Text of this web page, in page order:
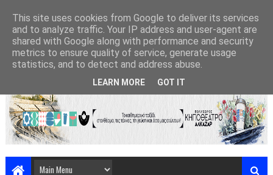
This site uses cookies from Google to deliver its services
and to analyze traffic. Your IP address and user-agent are
shared with Google along with performance and security
metrics to ensure quality of service, generate usage
statistics, and to detect and address abuse.
LEARN MORE GOT IT